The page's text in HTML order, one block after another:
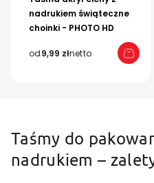
nadrukiem świąteczne
choinki - PHOTO HD
od9,99 złnetto
Taśmy do
nadrukiem –